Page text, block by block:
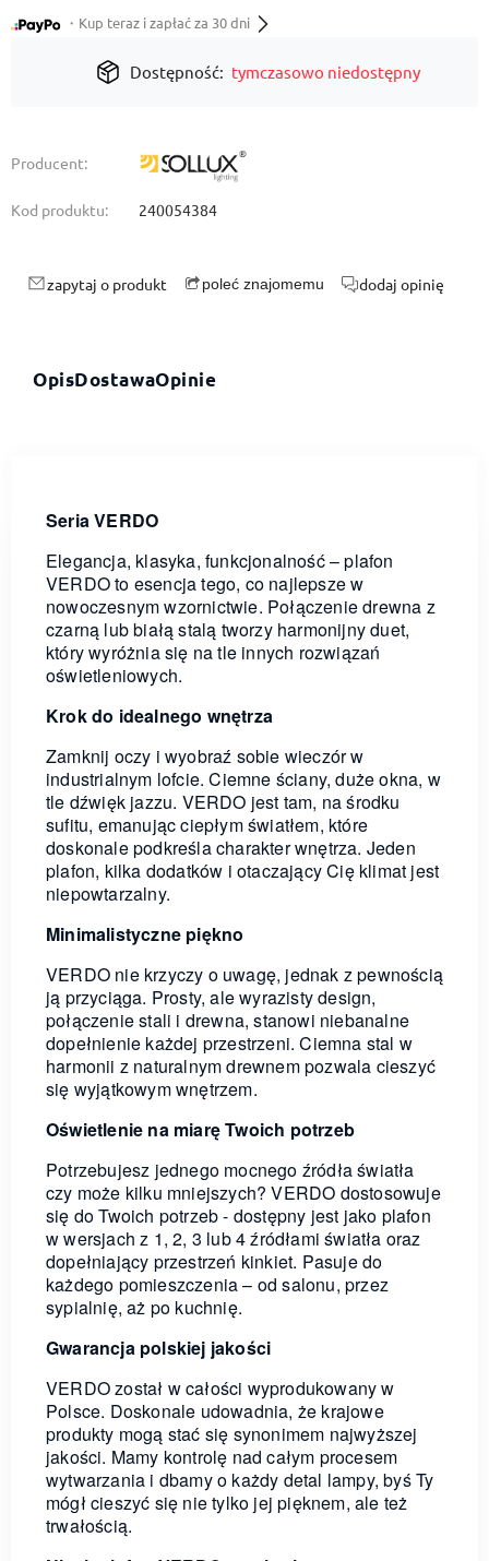
・Kup teraz i zapłać za 30 dni
Dostępność: tymczasowo niedostępny
Producent:
Kod produktu: 240054384
zapytaj o produkt poleć znajomemu dodaj opinię
OpisDostawaOpinie
Seria VERDO
Elegancja, klasyka, funkcjonalność – plafon
VERDO to esencja tego, co najlepsze w
nowoczesnym wzornictwie. Połączenie drewna z
czarną lub białą stalą tworzy harmonijny duet,
który wyróżnia się na tle innych rozwiązań
oświetleniowych.
Krok do idealnego wnętrza
Zamknij oczy i wyobraź sobie wieczór w
industrialnym lofcie. Ciemne ściany, duże okna, w
tle dźwięk jazzu. VERDO jest tam, na środku
sufitu, emanując ciepłym światłem, które
doskonale podkreśla charakter wnętrza. Jeden
plafon, kilka dodatków i otaczający Cię klimat jest
niepowtarzalny.
Minimalistyczne piękno
VERDO nie krzyczy o uwagę, jednak z pewnością
ją przyciąga. Prosty, ale wyrazisty design,
połączenie stali i drewna, stanowi niebanalne
dopełnienie każdej przestrzeni. Ciemna stal w
harmonii z naturalnym drewnem pozwala cieszyć
się wyjątkowym wnętrzem.
Oświetlenie na miarę Twoich potrzeb
Potrzebujesz jednego mocnego źródła światła
czy może kilku mniejszych? VERDO dostosowuje
się do Twoich potrzeb - dostępny jest jako plafon
w wersjach z 1, 2, 3 lub 4 źródłami światła oraz
dopełniający przestrzeń kinkiet. Pasuje do
każdego pomieszczenia – od salonu, przez
sypialnię, aż po kuchnię.
Gwarancja polskiej jakości
VERDO został w całości wyprodukowany w
Polsce. Doskonale udowadnia, że krajowe
produkty mogą stać się synonimem najwyższej
jakości. Mamy kontrolę nad całym procesem
wytwarzania i dbamy o każdy detal lampy, byś Ty
mógł cieszyć się nie tylko jej pięknem, ale też
trwałością.